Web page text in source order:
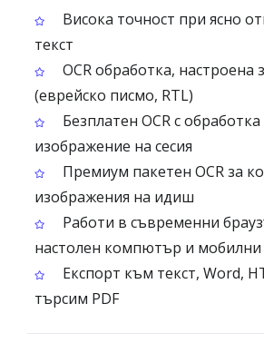
Висока точност при ясно
текст
OCR обработка, настроена
(еврейско писмо, RTL)
Безплатен OCR с
изображение на сесия
Премиум пакетен OCR за
изображения на идиш
Работи в съвременни
настолен компютър и мобилни
Експорт към текст, Word,
търсим PDF